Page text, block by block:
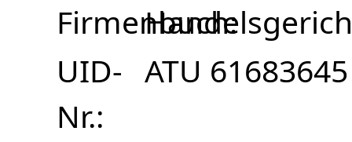
Firmenbuch
UID-
Nr.
ATU 61683645